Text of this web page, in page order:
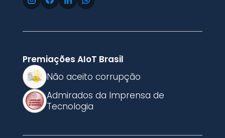
Premiações AIoT Brasil
Não aceito corrupção
Admirados da Imprensa de
Tecnologia